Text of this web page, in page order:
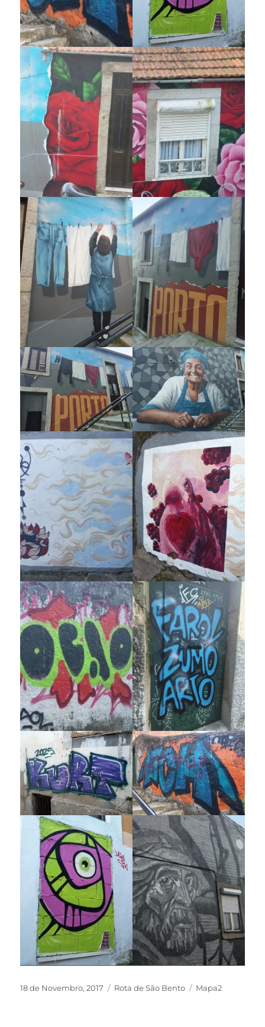
18 de Novembro, 2017 Rota de São Bento Mapa2